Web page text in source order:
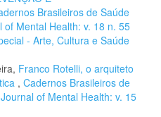
Brasileiros de Saúde
of Mental Health: v. 18 n. 55
- Arte, Cultura e Saúde
Franco Rotelli, o arquiteto
, Cadernos Brasileiros de
of Mental Health: v. 15